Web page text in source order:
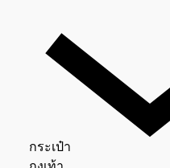
กระเป๋า